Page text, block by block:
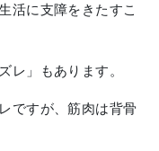
活に支障をきたすこ
レ」もあります。
ですが、筋肉は背骨